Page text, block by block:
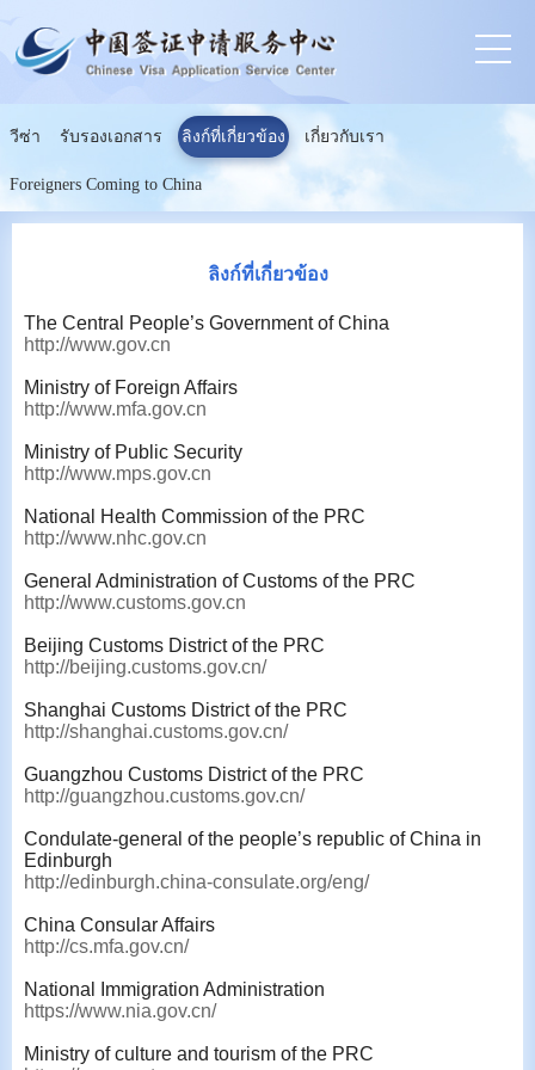
วีซ่า รับรองเอกสาร ลิงก์ที่เกี่ยวข้อง เกี่ยวกับเรา
Foreigners Coming to China
ลิงก์ที่เกี่ยวข้อง
The Central People’s Government of China
http://www.gov.cn
Ministry of Foreign Affairs
http://www.mfa.gov.cn
Ministry of Public Security
http://www.mps.gov.cn
National Health Commission of the PRC
http://www.nhc.gov.cn
General Administration of Customs of the PRC
http://www.customs.gov.cn
Beijing Customs District of the PRC
http://beijing.customs.gov.cn/
Shanghai Customs District of the PRC
http://shanghai.customs.gov.cn/
Guangzhou Customs District of the PRC
http://guangzhou.customs.gov.cn/
Condulate-general of the people’s republic of China in
Edinburgh
http://edinburgh.china-consulate.org/eng/
China Consular Affairs
http://cs.mfa.gov.cn/
National Immigration Administration
https://www.nia.gov.cn/
Ministry of culture and tourism of the PRC